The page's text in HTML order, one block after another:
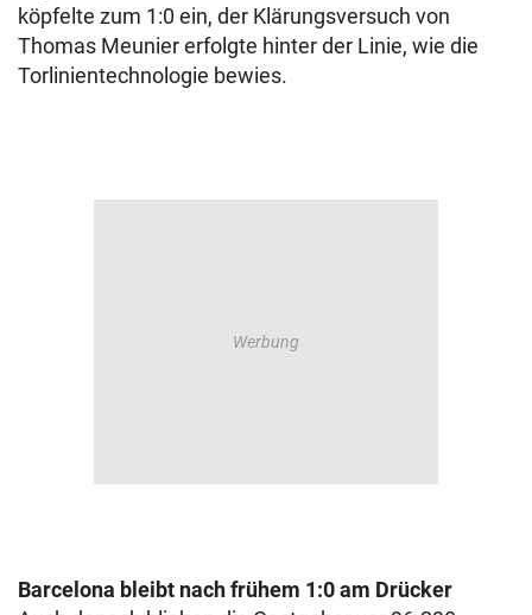
köpfelte zum 1:0 ein, der Klärungsversuch von
Thomas Meunier erfolgte hinter der Linie, wie die
Torlinientechnologie bewies.
Barcelona bleibt nach frühem 1:0 am Drücker